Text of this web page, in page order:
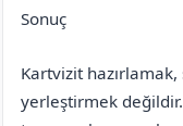
Sonuç
Kartvizit
yerleştirmek